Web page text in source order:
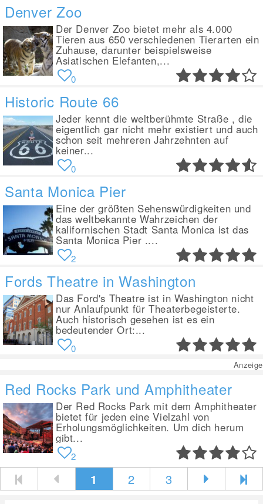
Denver Zoo
Der Denver Zoo bietet mehr als 4.000
Tieren aus 650 verschiedenen Tierarten ein
Zuhause, darunter beispielsweise
Asiatischen Elefanten,...
0
Historic Route 66
Jeder kennt die weltberühmte Straße , die
eigentlich gar nicht mehr existiert und auch
schon seit mehreren Jahrzehnten auf
keiner...
0
Santa Monica Pier
Eine der größten Sehenswürdigkeiten und
das weltbekannte Wahrzeichen der
kalifornischen Stadt Santa Monica ist das
Santa Monica Pier ....
2
Fords Theatre in Washington
Das Ford's Theatre ist in Washington nicht
nur Anlaufpunkt für Theaterbegeisterte.
Auch historisch gesehen ist es ein
bedeutender Ort:...
0
Anzeige
Red Rocks Park und Amphitheater
Der Red Rocks Park mit dem Amphitheater
bietet für jeden eine Vielzahl von
Erholungsmöglichkeiten. Um dich herum
gibt...
2
1 2 3